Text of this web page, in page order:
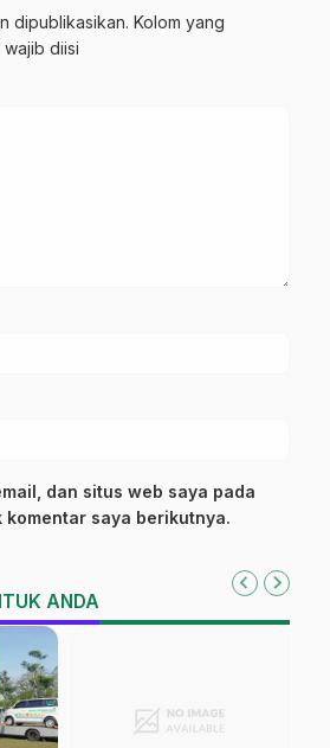
dipublikasikan. Kolom yang
diisi
dan situs web saya pada
komentar saya berikutnya.
ANDA